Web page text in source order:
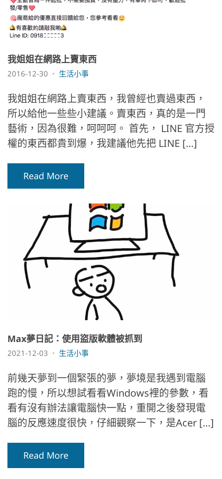
我姐姐在網路上賣東西
2016-12-30 生活小事
我姐姐在網路上賣東西，我曾經也賣過東西，
所以給他一些些小建議。賣東西，真的是一門
藝術，因為很難，呵呵呵。 首先， LINE 官方授
權的東西都貴到爆，我建議他先把 LINE […]
Read More
Max夢日記：使用盜版軟體被抓到
2021-12-03 生活小事
前幾天夢到一個緊張的夢，夢境是我遇到電腦
跑的慢，所以想試看看Windows裡的參數，看
看有沒有辦法讓電腦快一點，重開之後發現電
腦的反應速度很快，仔細觀察一下，是Acer […]
Read More